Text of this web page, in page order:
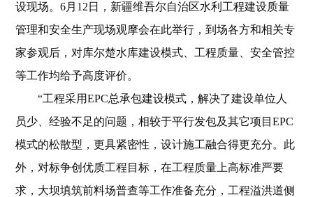
设现场。6月12日，新疆维吾尔自治区水利工程建设质量
管理和安全生产现场观摩会在此举行，到场各方和相关专
家参观后，对库尔楚水库建设模式、工程质量、安全管控
等工作均给予高度评价。
“工程采用EPC总承包建设模式，解决了建设单位人
员少、经验不足的问题，相较于平行发包及其它项目EPC
模式的松散型，更具紧密性，设计施工融合得更充分。此
外，对标争创优质工程目标，在工程质量上高标准严要
求，大坝填筑前料场普查等工作准备充分，工程溢洪道侧